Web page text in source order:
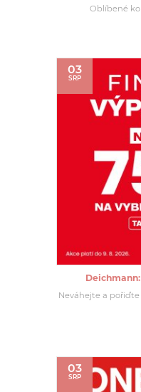
Oblíbené
03
SRP
Neváhejte a pořiďte
03
SRP